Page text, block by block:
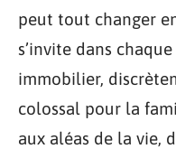
peut tout changer
s’invite dans
immobilier,
colossal pour la
aux aléas de la vie,